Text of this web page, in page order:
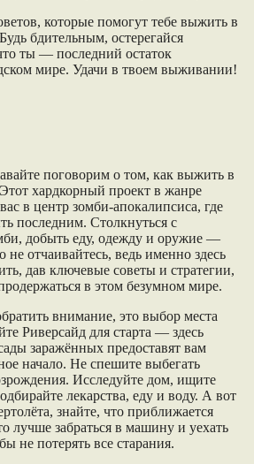
которые помогут тебе выжить в
бдительным, остерегайся
ты — последний остаток
мире. Удачи в твоем выживании!
поговорим о том, как выжить в
хардкорный проект в жанре
в центр зомби-апокалипсиса, где
последним. Столкнуться с
добыть еду, одежду и оружие —
не отчаивайтесь, ведь именно здесь
дав ключевые советы и стратегии,
в этом безумном мире.
внимание, это выбор места
Риверсайд для старта — здесь
заражённых предоставят вам
начало. Не спешите выбегать
Исследуйте дом, ищите
лекарства, еду и воду. А вот
знайте, что приближается
лучше забраться в машину и уехать
не потерять все старания.